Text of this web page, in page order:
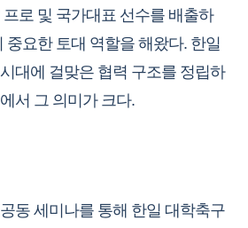
로 및 국가대표 선수를 배출하
중요한 토대 역할을 해왔다. 한일
대에 걸맞은 협력 구조를 정립하
서 그 의미가 크다.
동 세미나를 통해 한일 대학축구